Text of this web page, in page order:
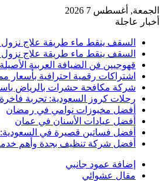
الجمعة, أغسطس 7 2026
أخبار عاجلة
السقف ينقط ماء طريقة علاج
السقف ينقط ماء طريقة علاج
قهوجيين فن الضيافة العربية
اشتراكات رقمية احترافية بأسعار
شركة مكافحة حشرات بالرياض
رحلات كروز السعودية: تجربة
أفضل مخبوزات نوامي في رمضان
أفضل عيادات الأسنان في عمان
أفضل فساتين قصيرة في
أفضل شركة تنظيف بجدة وأهم
إضافة عمود جانبي
مقال عشوائي